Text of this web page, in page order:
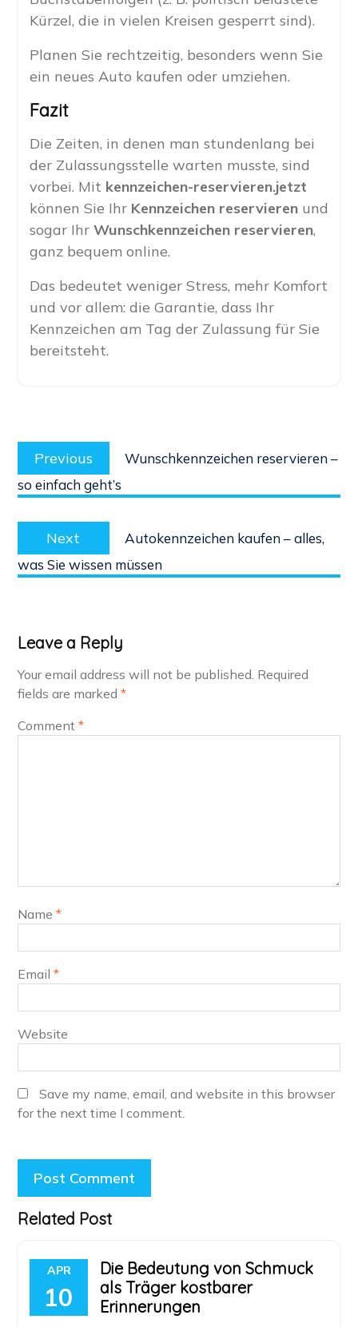
Kürzel, die in vielen Kreisen gesperrt sind).
Planen Sie rechtzeitig, besonders wenn Sie
ein neues Auto kaufen oder umziehen.
Fazit
Die Zeiten, in denen man stundenlang bei
der Zulassungsstelle warten musste, sind
vorbei. Mit kennzeichen-reservieren.jetzt
können Sie Ihr Kennzeichen reservierenund
sogar Ihr Wunschkennzeichen reservieren,
ganz bequem online.
Das bedeutet weniger Stress, mehr Komfort
und vor allem: die Garantie, dass Ihr
Kennzeichen am Tag der Zulassung für Sie
bereitsteht.
Post
navigation
Previous
Previous
post:
Wunschkennzeichen reservieren –
so einfach geht’s
Next
Next
post:
Autokennzeichen kaufen – alles,
was Sie wissen müssen
Leave a Reply
Your email address will not be published. Required
fields are marked *
Comment *
Name *
Email *
Website
Save my name, email, and website in this browser
for the next time I comment.
Related Post
APR
10
Die Bedeutung von Schmuck
als Träger kostbarer
Erinnerungen